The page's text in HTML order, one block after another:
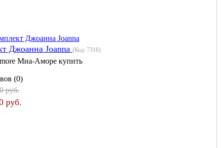
Джоанна Joanna (Код: 7316)
Миа-Аморе купить
(0)
руб.
руб.